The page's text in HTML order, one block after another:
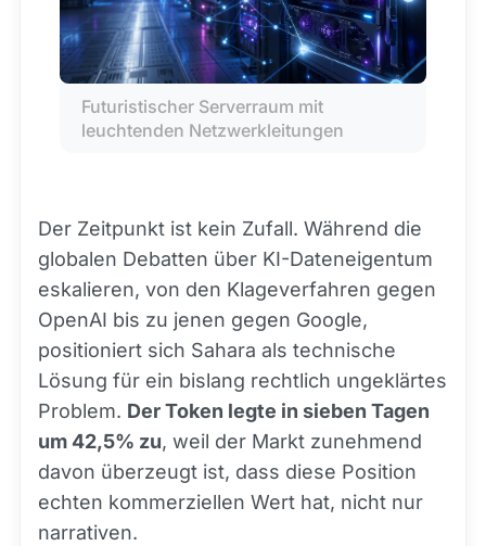
Futuristischer Serverraum mit
leuchtenden Netzwerkleitungen
Der Zeitpunkt ist kein Zufall. Während die
globalen Debatten über KI-Dateneigentum
eskalieren, von den Klageverfahren gegen
OpenAI bis zu jenen gegen Google,
positioniert sich Sahara als technische
Lösung für ein bislang rechtlich ungeklärtes
Problem. Der Token legte in sieben Tagen
um 42,5% zu, weil der Markt zunehmend
davon überzeugt ist, dass diese Position
echten kommerziellen Wert hat, nicht nur
narrativen.